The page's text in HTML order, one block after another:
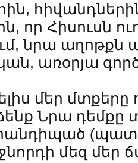
որ Հիսուսն
նրա աղոթքն
առօրյա
մեր մտքերը
Նրա դեմքը
հանդիպած
մեզ մեր